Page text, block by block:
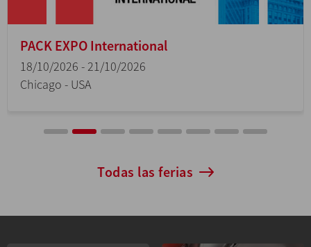
PACK EXPO International
18/10/2026 - 21/10/2026
Chicago - USA
Todas las ferias